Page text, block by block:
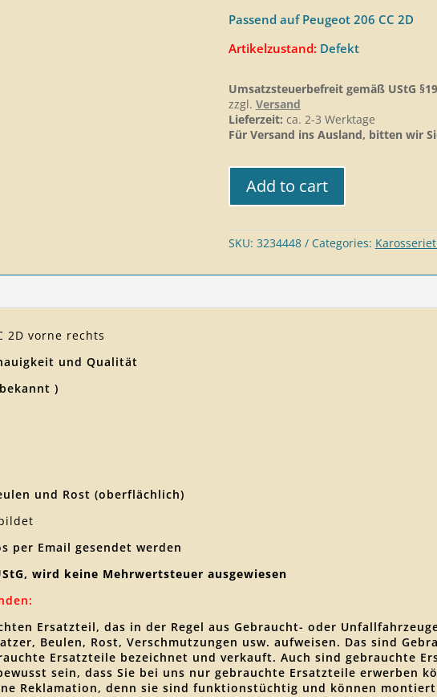
Passend auf Peugeot 206 CC 2D
Artikelzustand: Defekt
Umsatzsteuerbefreit gemäß UStG §19
zzgl. Versand
Lieferzeit: ca. 2-3 Werktage
Für Versand ins Ausland, bitten wir
Add to cart
SKU: 3234448 Categories:
2D vorne rechts
und Qualität
)
und Rost (oberflächlich)
per Email gesendet werden
wird keine Mehrwertsteuer ausgewiesen
Ersatzteil, das in der Regel aus Gebraucht- oder
Beulen, Rost, Verschmutzungen usw. aufweisen. Das sind
Ersatzteile bezeichnet und verkauft. Auch sind gebrauchte
sein, dass Sie bei uns nur gebrauchte Ersatzteile erwerben
Reklamation, denn sie sind funktionstüchtig und können